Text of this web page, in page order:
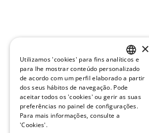
PORTUGUESE
ENGLISH
×
Utilizamos 'cookies' para fins analíticos e
para lhe mostrar conteúdo personalizado
de acordo com um perfil elaborado a partir
dos seus hábitos de navegação. Pode
aceitar todos os 'cookies' ou gerir as suas
preferências no painel de configurações.
Para mais informações, consulte a
'Cookies'.